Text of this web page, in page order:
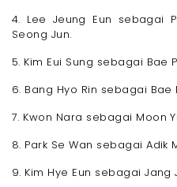
4. Lee Jeung Eun sebagai
Seong Jun.
5. Kim Eui Sung sebagai Bae
6. Bang Hyo Rin sebagai Bae
7. Kwon Nara sebagai Moon
8. Park Se Wan sebagai Adik
9. Kim Hye Eun sebagai Jang